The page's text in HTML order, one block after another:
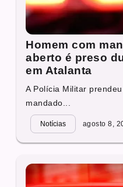
Homem com
aberto é preso
em Atalanta
A Polícia Militar
mandado...
Notícias agosto 8,